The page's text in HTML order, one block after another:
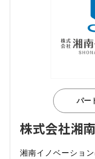
パー
株式会社湘
湘南イノベーショ